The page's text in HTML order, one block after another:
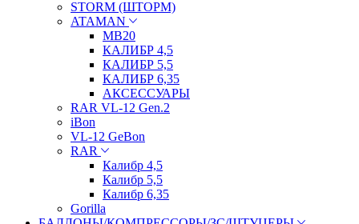
STORM (ШТОРМ)
ATAMAN
МВ20
КАЛИБР 4,5
КАЛИБР 5,5
КАЛИБР 6,35
АКСЕССУАРЫ
RAR VL-12 Gen.2
iBon
VL-12 GeBon
RAR
Калибр 4,5
Калибр 5,5
Калибр 6,35
Gorilla